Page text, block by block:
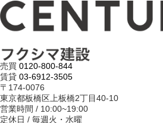
売買 0120-800-844
賃貸 03-6912-3505
〒174-0076
東京都板橋区上板橋2丁目40-10
営業時間 / 10:00~19:00
定休日 / 毎週火・水曜